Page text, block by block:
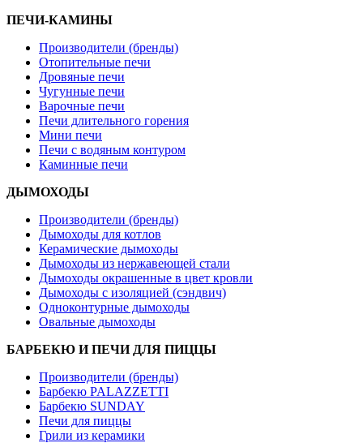
ПЕЧИ-КАМИНЫ
Производители (бренды)
Отопительные печи
Дровяные печи
Чугунные печи
Варочные печи
Печи длительного горения
Мини печи
Печи с водяным контуром
Каминные печи
ДЫМОХОДЫ
Производители (бренды)
Дымоходы для котлов
Керамические дымоходы
Дымоходы из нержавеющей стали
Дымоходы окрашенные в цвет кровли
Дымоходы с изоляцией (сэндвич)
Одноконтурные дымоходы
Овальные дымоходы
БАРБЕКЮ И ПЕЧИ ДЛЯ ПИЦЦЫ
Производители (бренды)
Барбекю PALAZZETTI
Барбекю SUNDAY
Печи для пиццы
Грили из керамики